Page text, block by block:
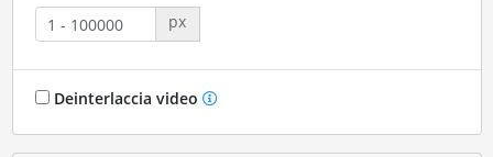
px
Deinterlaccia video